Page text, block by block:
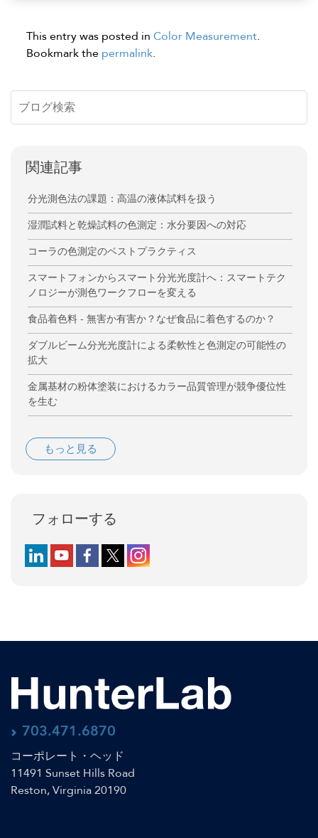
This entry was posted in Color Measurement.
Bookmark the permalink.
関連記事
分光測色法の課題：高温の液体試料を扱う
湿潤試料と乾燥試料の色測定：水分要因への対応
コーラの色測定のベストプラクティス
スマートフォンからスマート分光光度計へ：スマートテク
ノロジーが測色ワークフローを変える
食品着色料 - 無害か有害か？なぜ食品に着色するのか？
ダブルビーム分光光度計による柔軟性と色測定の可能性の
拡大
金属基材の粉体塗装におけるカラー品質管理が競争優位性
を生む
もっと見る
フォローする
Follow us on LinkedIn
Follow us on YouTube
Follow us on Facebook
Follow us on X (formerly Twitter)
Follow us on Instagram
703.471.6870
コーポレート・ヘッド
11491 Sunset Hills Road
Reston, Virginia 20190